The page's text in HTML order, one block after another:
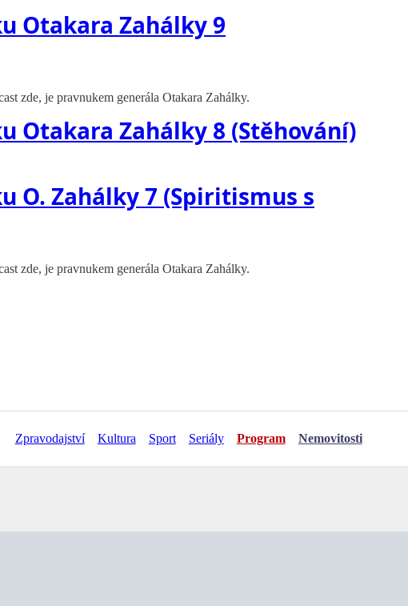
Otakara Zahálky 9
zde, je pravnukem generála Otakara Zahálky.
Otakara Zahálky 8 (Stěhování)
O. Zahálky 7 (Spiritismus s
zde, je pravnukem generála Otakara Zahálky.
Zpravodajství Kultura Sport Seriály Program Nemovitosti